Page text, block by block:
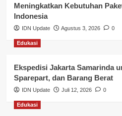
Keuangan
Lalu Lintas
Layanan Publik Kabupaten
Nasional
Pemerintahan
Meningkatkan Kebutuhan
Indonesia
IDN Update Agustus 3, 2026 0
Edukasi
Ekspedisi Jakarta Samarinda
Sparepart, dan Barang Berat
IDN Update Juli 12, 2026 0
Edukasi